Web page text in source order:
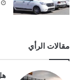
مقالات الرأي